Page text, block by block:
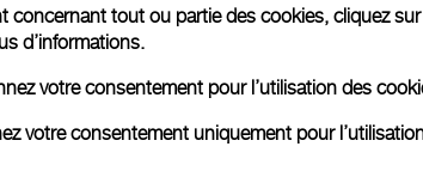
En savoir plus
aux produits réels.
concernant tout ou partie des cookies, cliquez
d’informations.
votre consentement pour l’utilisation des
votre consentement uniquement pour